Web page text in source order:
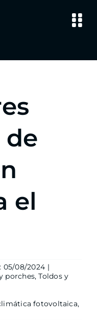
de
el
05/08/2024 |
porches,Toldos y
fotovoltaica,